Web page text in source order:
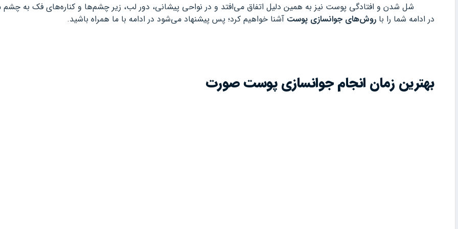
شل شدن و افتادگی پوست نیز به همین دلیل اتفاق می‌افتد و در نواحی پیشانی، دور لب، زیر چشم‌ها و کناره‌های فک به
در ادامه شما را باروش‌های جوانسازی پوست آشنا خواهیم کرد؛ پس پیشنهاد می‌شود در ادامه با ما همراه باشید.
بهترین زمان انجام جوانسازی پوست صورت